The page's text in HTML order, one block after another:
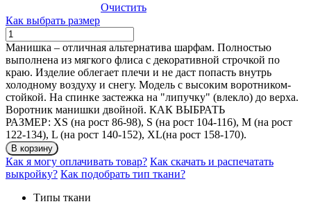
Очистить
Как выбрать размер
Количество
МАНИШКА
Манишка – отличная альтернатива шарфам. Полностью
выполнена из мягкого флиса с декоративной строчкой по
краю. Изделие облегает плечи и не даст попасть внутрь
холодному воздуху и снегу. Модель с высоким воротником-
стойкой. На спинке застежка на "липучку" (влекло) до верха.
Воротник манишки двойной. КАК ВЫБРАТЬ
РАЗМЕР: XS (на рост 86-98), S (на рост 104-116), M (на рост
122-134), L (на рост 140-152), XL(на рост 158-170).
В корзину
Как я могу оплачивать товар? Как скачать и распечатать
выкройку? Как подобрать тип ткани?
Типы ткани